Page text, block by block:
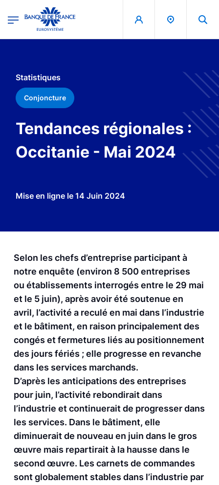
Banque de France - Menu Principal
Statistiques
Conjoncture
Tendances régionales :
Occitanie - Mai 2024
Mise en ligne le 14 Juin 2024
Selon les chefs d’entreprise participant à
notre enquête (environ 8 500 entreprises
ou établissements interrogés entre le 29 mai
et le 5 juin), après avoir été soutenue en
avril, l’activité a reculé en mai dans l’industrie
et le bâtiment, en raison principalement des
congés et fermetures liés au positionnement
des jours fériés ; elle progresse en revanche
dans les services marchands.
D’après les anticipations des entreprises
pour juin, l’activité rebondirait dans
l’industrie et continuerait de progresser dans
les services. Dans le bâtiment, elle
diminuerait de nouveau en juin dans le gros
œuvre mais repartirait à la hausse dans le
second œuvre. Les carnets de commandes
sont globalement stables dans l’industrie par